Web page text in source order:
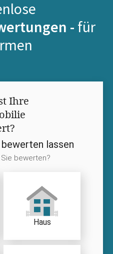
- für
Ihre
bewerten lassen
bewerten?
Haus